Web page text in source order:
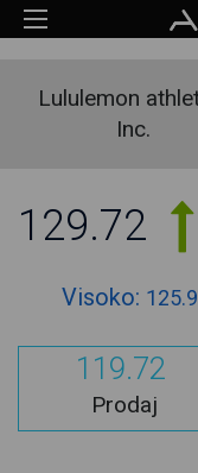
Lululemon
Inc.
129.72
Visoko:
119.72
Prodaj